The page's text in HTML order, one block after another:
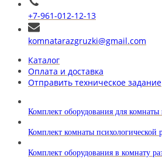
+7-961-012-12-13
komnatarazgruzki@gmail.com
Каталог
Оплата и доставка
Отправить техническое задание
Комплект оборудования для
Комплект комнаты психологической
Комплект оборудования в комнату